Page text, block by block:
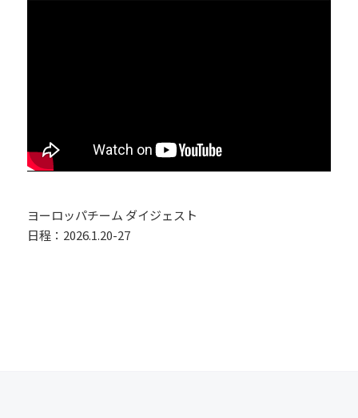
ヨーロッパチーム ダイジェスト
日程：2026.1.20-27